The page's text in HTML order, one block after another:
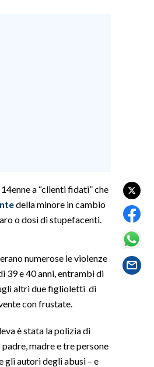
a “clienti fidati” che
della minore in cambio
o dosi di stupefacenti.
erano numerose le violenze
39 e 40 anni, entrambi di
altri due figlioletti di
con frustate.
è stata la polizia di
madre e tre persone
gli autori degli abusi – e